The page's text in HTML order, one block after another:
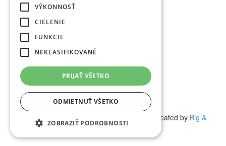
Vyhľadávanie
Youtube
Instagram
Medzinárodné vzťahy
Veda a výskum
Zamestnanci
Kontakt
(c) 2017 Technická univerzita vo Zvolene | Created by Big &
BIGGER s.r.o.
VÝKONNOSŤ
CIELENIE
FUNKCIE
NEKLASIFIKOVANÉ
PRIJAŤ VŠETKO
ODMIETNUŤ VŠETKO
ZOBRAZIŤ PODROBNOSTI